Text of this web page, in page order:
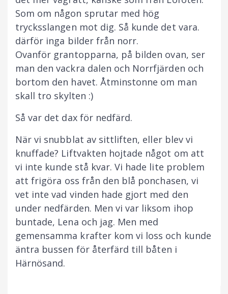
Som om någon sprutar med hög
trycksslangen mot dig. Så kunde det vara.
därför inga bilder från norr.
Ovanför grantopparna, på bilden ovan, ser
man den vackra dalen och Norrfjärden och
bortom den havet. Åtminstonne om man
skall tro skylten :)
Så var det dax för nedfärd.
När vi snubblat av sittliften, eller blev vi
knuffade? Liftvakten hojtade något om att
vi inte kunde stå kvar. Vi hade lite problem
att frigöra oss från den blå ponchasen, vi
vet inte vad vinden hade gjort med den
under nedfärden. Men vi var liksom ihop
buntade, Lena och jag. Men med
gemensamma krafter kom vi loss och kunde
äntra bussen för återfärd till båten i
Härnösand.